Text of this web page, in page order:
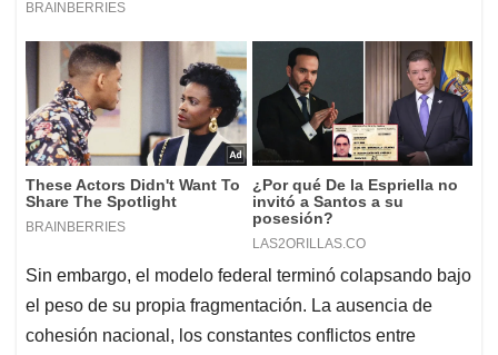
Sin embargo, el modelo federal terminó colapsando bajo
el peso de su propia fragmentación. La ausencia de
cohesión nacional, los constantes conflictos entre